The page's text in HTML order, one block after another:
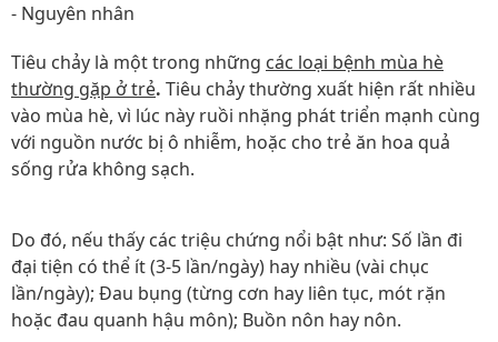
- Nguyên nhân
Tiêu chảy là một trong những các loại bệnh mùa hè
thường gặp ở trẻ. Tiêu chảy thường xuất hiện rất nhiều
vào mùa hè, vì lúc này ruồi nhặng phát triển mạnh cùng
với nguồn nước bị ô nhiễm, hoặc cho trẻ ăn hoa quả
sống rửa không sạch.
Do đó, nếu thấy các triệu chứng nổi bật như: Số lần đi
đại tiện có thể ít (3-5 lần/ngày) hay nhiều (vài chục
lần/ngày); Đau bụng (từng cơn hay liên tục, mót rặn
hoặc đau quanh hậu môn); Buồn nôn hay nôn.